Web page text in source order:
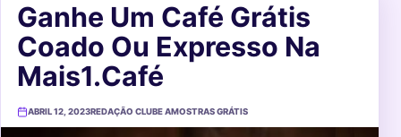
Ganhe Um Café Grátis
Coado Ou Expresso Na
Mais1.Café
ABRIL 12, 2023REDAÇÃO CLUBE AMOSTRAS GRÁTIS